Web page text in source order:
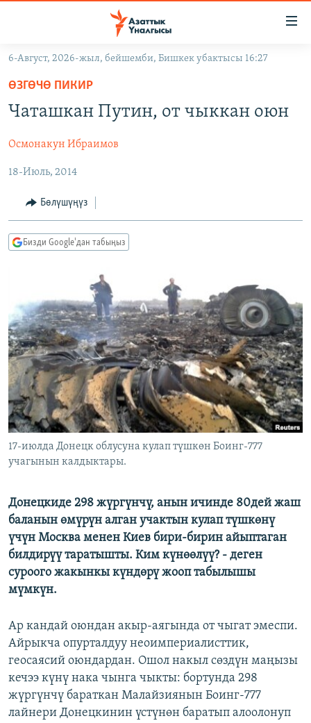
Навигацияга
өтүңүз
Издөөгө
салыңыз
САЯСАТ
ЭКОНОМИКА
МАДАНИЯТ
ДҮЙНӨ
БОРБОР АЗИЯ
УКРАИНА
АТАЙЫН ИЛИКТӨӨ
ТВ ПРОГРАММАЛАР
БҮГҮН АЗАТТЫКТА
ЭКСПЕРТТЕР ТАЛДАЙТ
ДАНИСТЕ
ЭЖЕ-СИҢДИЛЕР
АЗАТТЫК+
ЫҢГАЙСЫЗ СУРООЛОР
ПОДКАСТ
ӨЗГӨЧӨ ПИКИР
ОНЛАЙН ШЕРИНЕ
ЭЕ/АРнун бардык сайттары
6-Август, 2026-жыл, бейшемби, Бишкек убактысы 16:27
ӨЗГӨЧӨ ПИКИР
Чаташкан Путин, от чыккан оюн
Осмонакун Ибраимов
18-Июль, 2014
Бөлүшүңүз
Бизди Google'дан табыңыз
17-июлда Донецк облусуна кулап түшкөн Боинг-777
учагынын калдыктары.
Донецкиде 298 жүргүнчү, анын ичинде 80дей жаш
баланын өмүрүн алган учактын кулап түшкөнү
үчүн Москва менен Киев бири-бирин айыптаган
билдирүү таратышты. Ким күнөөлүү? - деген
суроого жакынкы күндөрү жооп табылышы
мүмкүн.
Ар кандай оюндан акыр-аягында от чыгат эмеспи.
Айрыкча опурталдуу неоимпериалисттик,
геосаясий оюндардан. Ошол накыл сөздүн маңызы
кечээ күнү нака чынга чыкты: бортунда 298
жүргүнчү бараткан Малайзиянын Боинг-777
лайнери Донецкинин үстүнөн баратып алоолонуп